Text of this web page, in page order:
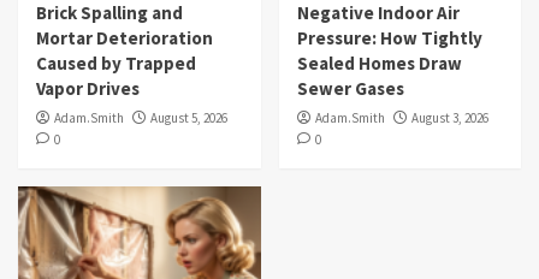
Brick Spalling and
Mortar Deterioration
Caused by Trapped
Vapor Drives
Adam.Smith
August 5, 2026
0
Negative Indoor Air
Pressure: How Tightly
Sealed Homes Draw
Sewer Gases
Adam.Smith
August 3, 2026
0